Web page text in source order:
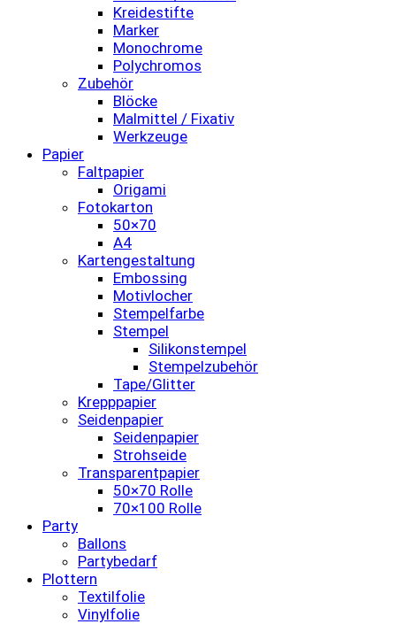
Kreidestifte
Marker
Monochrome
Polychromos
Zubehör
Blöcke
Malmittel / Fixativ
Werkzeuge
Papier
Faltpapier
Origami
Fotokarton
50×70
A4
Kartengestaltung
Embossing
Motivlocher
Stempelfarbe
Stempel
Silikonstempel
Stempelzubehör
Tape/Glitter
Krepppapier
Seidenpapier
Seidenpapier
Strohseide
Transparentpapier
50×70 Rolle
70×100 Rolle
Party
Ballons
Partybedarf
Plottern
Textilfolie
Vinylfolie